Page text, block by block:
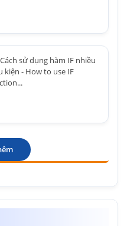
Cách sử dụng hàm IF nhiều
kiện - How to use IF